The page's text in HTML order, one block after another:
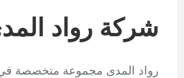
شركة رواد
رواد المدى مجموعة متخصصة في